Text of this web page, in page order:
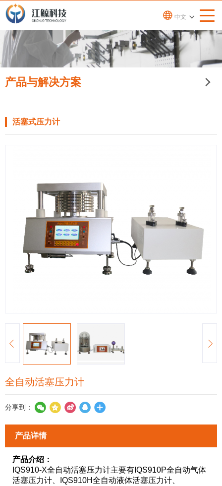
中文
产品与解决方案
活塞式压力计
全自动活塞压力计
分享到：
产品详情
产品介绍：
IQS910-X全自动活塞压力计主要有IQS910P全自动气体
活塞压力计、IQS910H全自动液体活塞压力计、